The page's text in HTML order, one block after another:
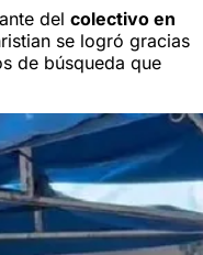
del colectivo en
se logró gracias
de búsqueda que